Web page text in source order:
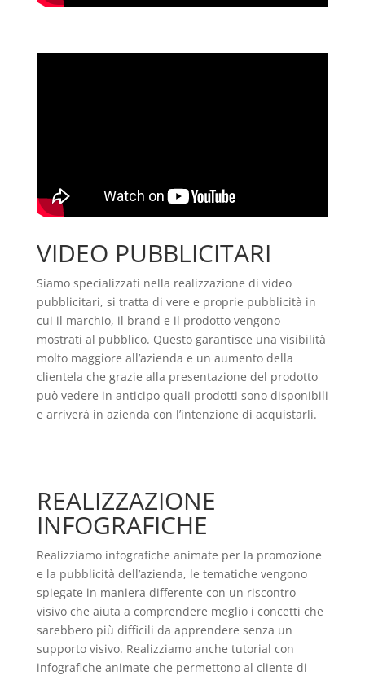
VIDEO PUBBLICITARI
Siamo specializzati nella realizzazione di video
pubblicitari, si tratta di vere e proprie pubblicità in
cui il marchio, il brand e il prodotto vengono
mostrati al pubblico. Questo garantisce una visibilità
molto maggiore all’azienda e un aumento della
clientela che grazie alla presentazione del prodotto
può vedere in anticipo quali prodotti sono disponibili
e arriverà in azienda con l’intenzione di acquistarli.
REALIZZAZIONE
INFOGRAFICHE
Realizziamo infografiche animate per la promozione
e la pubblicità dell’azienda, le tematiche vengono
spiegate in maniera differente con un riscontro
visivo che aiuta a comprendere meglio i concetti che
sarebbero più difficili da apprendere senza un
supporto visivo. Realizziamo anche tutorial con
infografiche animate che permettono al cliente di